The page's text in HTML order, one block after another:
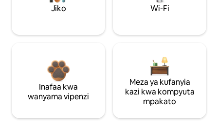
Jiko Wi-Fi
Inafaa kwa
wanyama vipenzi
Meza ya kufanyia
kazi kwa kompyuta
mpakato